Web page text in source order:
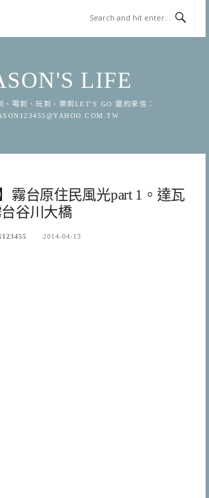
LIFE
、喝到、玩到、樂到LET'S GO 邀約來信：
霧台原住民風光part 1。達瓦
谷川大橋
2014-04-13